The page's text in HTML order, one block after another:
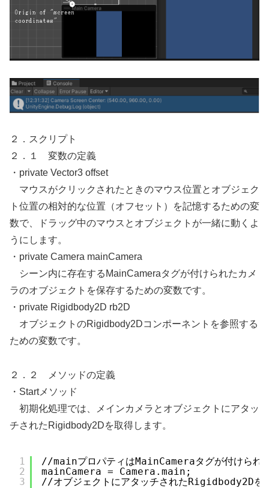
２．スクリプト
２．１ 変数の定義
・private Vector3 offset
マウスがクリックされたときのマウス位置とオブジェク
ト位置の相対的な位置（オフセット）を記憶するための変
数で、ドラッグ中のマウスとオブジェクトが一緒に動くよ
うにします。
・private Camera mainCamera
シーン内に存在するMainCameraタグが付けられたカメ
ラのオブジェクトを保存するための変数です。
・private Rigidbody2D rb2D
オブジェクトのRigidbody2Dコンポーネントを参照する
ための変数です。
２．２ メソッドの定義
・Startメソッド
初期化処理では、メインカメラとオブジェクトにアタッ
チされたRigidbody2Dを取得します。
1
2
3
//mainプロパティはMainCameraタグが付けられ
mainCamera = Camera.main;
//オブジェクトにアタッチされたRigidbody2Dを